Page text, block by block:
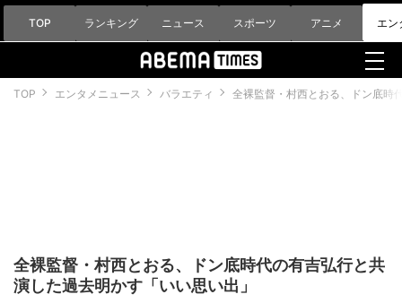
TOP ランキング ニュース スポーツ アニメ エン
TOP エンタメニュース バラエティ 全裸監督・村西とおる、ドン底時
全裸監督・村西とおる、ドン底時代の有吉弘行と共
演した過去明かす「いい思い出」